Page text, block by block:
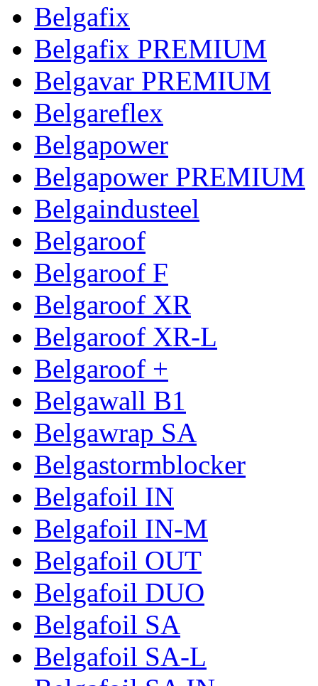
Belgafix
Belgafix PREMIUM
Belgavar PREMIUM
Belgareflex
Belgapower
Belgapower PREMIUM
Belgaindusteel
Belgaroof
Belgaroof F
Belgaroof XR
Belgaroof XR-L
Belgaroof +
Belgawall B1
Belgawrap SA
Belgastormblocker
Belgafoil IN
Belgafoil IN-M
Belgafoil OUT
Belgafoil DUO
Belgafoil SA
Belgafoil SA-L